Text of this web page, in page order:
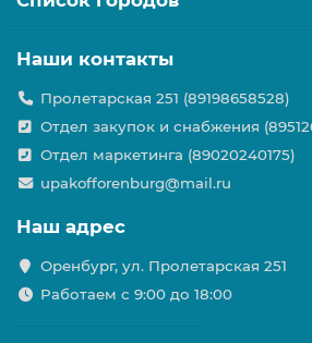
Наши контакты
Пролетарская 251 (89198658528)
Отдел закупок и снабжения
Отдел маркетинга (89020240175)
upakofforenburg@mail.ru
Наш адрес
Оренбург, ул. Пролетарская 251
Работаем с 9:00 до 18:00